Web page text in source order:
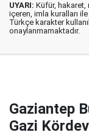
UYARI: Küfür, hakaret,
içeren, imla kuralları ile
Türkçe karakter
onaylanmamaktadır.
Gaziantep
Gazi